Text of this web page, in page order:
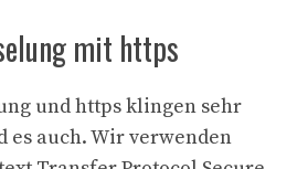
mit https
und https klingen sehr
es auch. Wir verwenden